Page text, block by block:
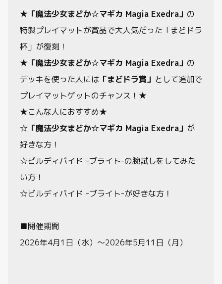
★ 「魔法少女まどか☆マギカ Magia Exedra」 の
特製プレイマットが賞品で大人気だった「まどドラ
杯」が復刻！
★ 「魔法少女まどか☆マギカ Magia Exedra」 の
デッキを使った人には 「まどドラ賞」 として追加で
プレイマットゲットのチャンス！★
★こんな人におすすめ★
☆ 「魔法少女まどか☆マギカ Magia Exedra」 が
好きな方！
☆ビルディバイド -ブライト-の腕試しをしてみた
い方！
☆ビルディバイド -ブライト-が好きな方！
■開催期間
2026年4月1日（水）～2026年5月11日（月）